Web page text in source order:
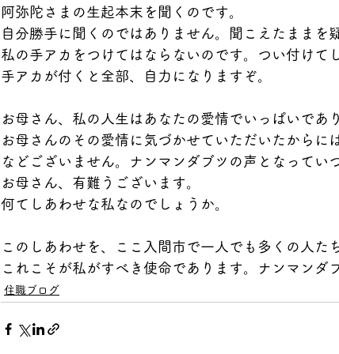
阿弥陀さまの生起本末を聞くのです。
自分勝手に聞くのではありません。聞こえたままを
私の手アカをつけてはならないのです。つい付けて
手アカが付くと全部、自力になりますぞ。
お母さん、私の人生はあなたの愛情でいっぱいであ
お母さんのその愛情に気づかせていただいたからに
などございません。ナンマンダブツの声となってい
お母さん、有難うございます。
何てしあわせな私なのでしょうか。
このしあわせを、ここ入間市で一人でも多くの人た
これこそが私がすべき使命であります。ナンマンダ
住職ブログ